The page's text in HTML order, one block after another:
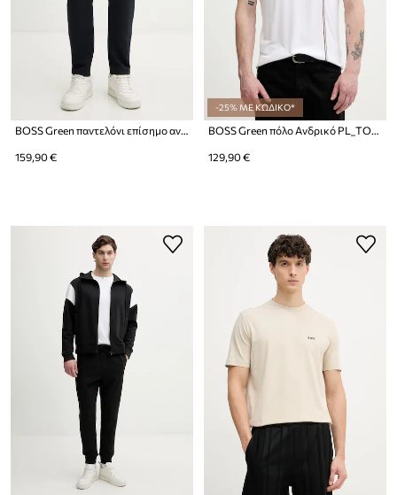
BOSS Green παντελόνι επίσημο ανδρικό JT_TOC Game
159,90 €
-25% ΜΕ ΚΩΔΙΚΟ*
BOSS Green πόλο Ανδρικό PL_TOC Game 3
129,90 €